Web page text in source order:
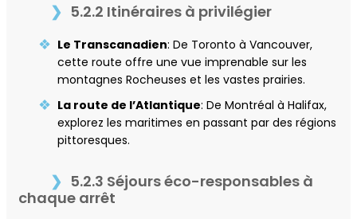
5.2.2 Itinéraires à privilégier
Le Transcanadien: De Toronto à Vancouver,
cette route offre une vue imprenable sur les
montagnes Rocheuses et les vastes prairies.
La route de l’Atlantique: De Montréal à Halifax,
explorez les maritimes en passant par des régions
pittoresques.
5.2.3 Séjours éco-responsables à
chaque arrêt